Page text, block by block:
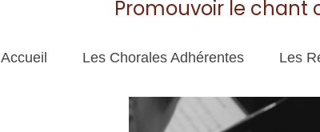
Promouvoir le chant
Accueil Les Chorales Adhérentes Les